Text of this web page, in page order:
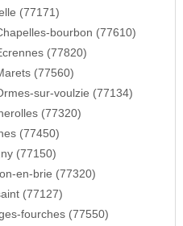
(77171)
bourbon (77610)
(77820)
(77560)
sur-voulzie (77134)
(77320)
(77450)
(77150)
en-brie (77320)
(77127)
fourches (77550)